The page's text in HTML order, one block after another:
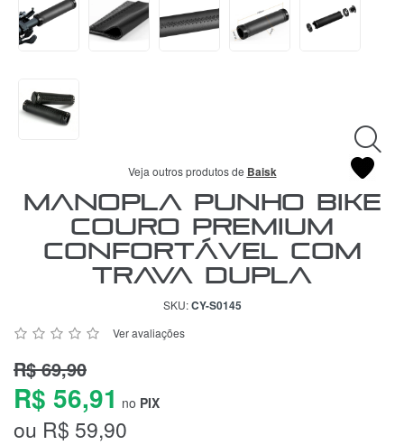
nos uma
mensagem
Veja outros produtos de Baisk
Manopla Punho Bike
Couro Premium
Confortável Com
Trava Dupla
SKU:CY-S0145
Ver avaliações
R$ 69,90
R$ 56,91 no PIX
ou R$ 59,90